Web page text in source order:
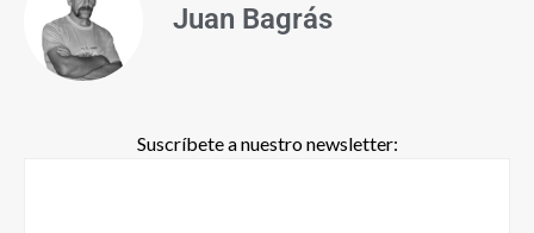
Juan Bagrás
Suscríbete a nuestro newsletter: